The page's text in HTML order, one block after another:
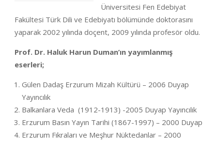
Üniversitesi Fen Edebiyat
Fakültesi Türk Dili ve Edebiyatı bölümünde doktorasını
yaparak 2002 yılında doçent, 2009 yılında profesör oldu.
Prof. Dr. Haluk Harun Duman’ın yayımlanmış
eserleri;
Gülen Dadaş Erzurum Mizah Kültürü – 2006 Duyap
Yayıncılık
Balkanlara Veda (1912-1913) -2005 Duyap Yayıncılık
Erzurum Basın Yayın Tarihi (1867-1997) – 2000 Duyap
Erzurum Fıkraları ve Meşhur Nüktedanlar – 2000